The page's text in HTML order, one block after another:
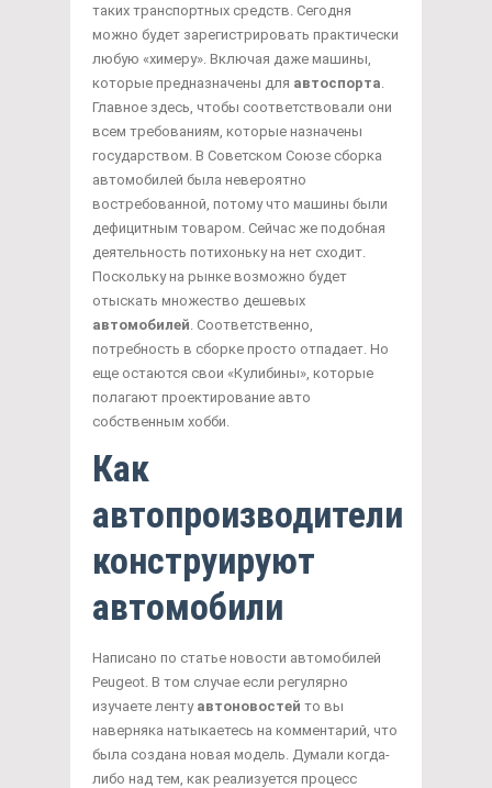
таких транспортных средств. Сегодня
можно будет зарегистрировать практически
любую «химеру». Включая даже машины,
которые предназначены для автоспорта
Главное здесь, чтобы соответствовали они
всем требованиям, которые назначены
государством. В Советском Союзе сборка
автомобилей была невероятно
востребованной, потому что машины были
дефицитным товаром. Сейчас же подобная
деятельность потихоньку на нет сходит.
Поскольку на рынке возможно будет
отыскать множество дешевых
автомобилей . Соответственно,
потребность в сборке просто отпадает. Но
еще остаются свои «Кулибины», которые
полагают проектирование авто
собственным хобби.
Как
автопроизводители
конструируют
автомобили
Написано по статье новости автомобилей
Peugeot. В том случае если регулярно
изучаете ленту автоновостей то вы
наверняка натыкаетесь на комментарий, что
была создана новая модель. Думали когда-
либо над тем, как реализуется процесс